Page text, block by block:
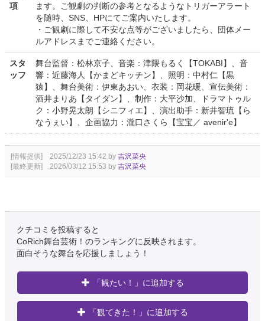
項
ます。ご観劇の判断の参考となるようなトリガーアラート
を随時、SNS、HPにてご案内いたします。
・ご観劇に際して不安な点等がございましたら、団体メー
ルアドレスまでご連絡ください。
スタ
ッフ
舞台監督：松林京子、音楽：津隈もるく【TOKABI】、音
響：近藤海人【かまどキッチン】、照明：中村仁【黒
猿】、舞台美術：伊東あおい、衣装：岡花暖、宣伝美術：
酒井まりあ【タイダン】、制作：大平沙加、ドラマトゥル
ク：小野晃太朗【シニフィエ】、演出助手：新井智琉【ら
なうぇい】、企画協力：瀧口さくら【宝宝／ avenir'e】
[情報提供] 2025/12/23 15:42 by 吉沢菜央
[最終更新] 2026/03/12 15:53 by 吉沢菜央
クチコミを投稿すると
CoRich舞台芸術！のランキングに反映されます。
面白そうな舞台を応援しましょう！
「観たい！」に追加する
「観てきた！」に追加する